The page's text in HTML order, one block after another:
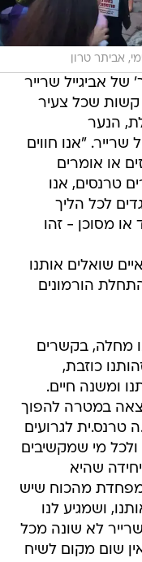
אביתר טרון
של אביגייל שרייר
קשות שכל צעיר
הנער
"אנו חווים
או אומרים
טרנסים, אנו
לכל הליך
או מסוכן - זהו
שואלים אותנו
הורמונים
מחלה, בקשרים
כוזבת,
ומשנה חיים.
במטרה להפוך
טרנס.ית לגרועים
מי שמקשיבים
שהיא
מפחדת מהכוח שיש
ושמגיע לנו
שרייר לא שונה מכל
שום מקום לשיח